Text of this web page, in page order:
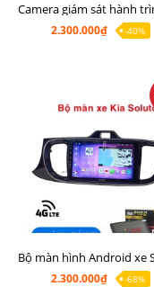
2.300.000₫
-40%
2.300.000₫
-68%